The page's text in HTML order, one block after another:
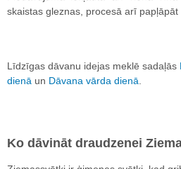
skaistas gleznas, procesā arī
Līdzīgas dāvanu idejas meklē sadaļās
dienā un Dāvana vārda dienā.
Ko dāvināt draudzenei